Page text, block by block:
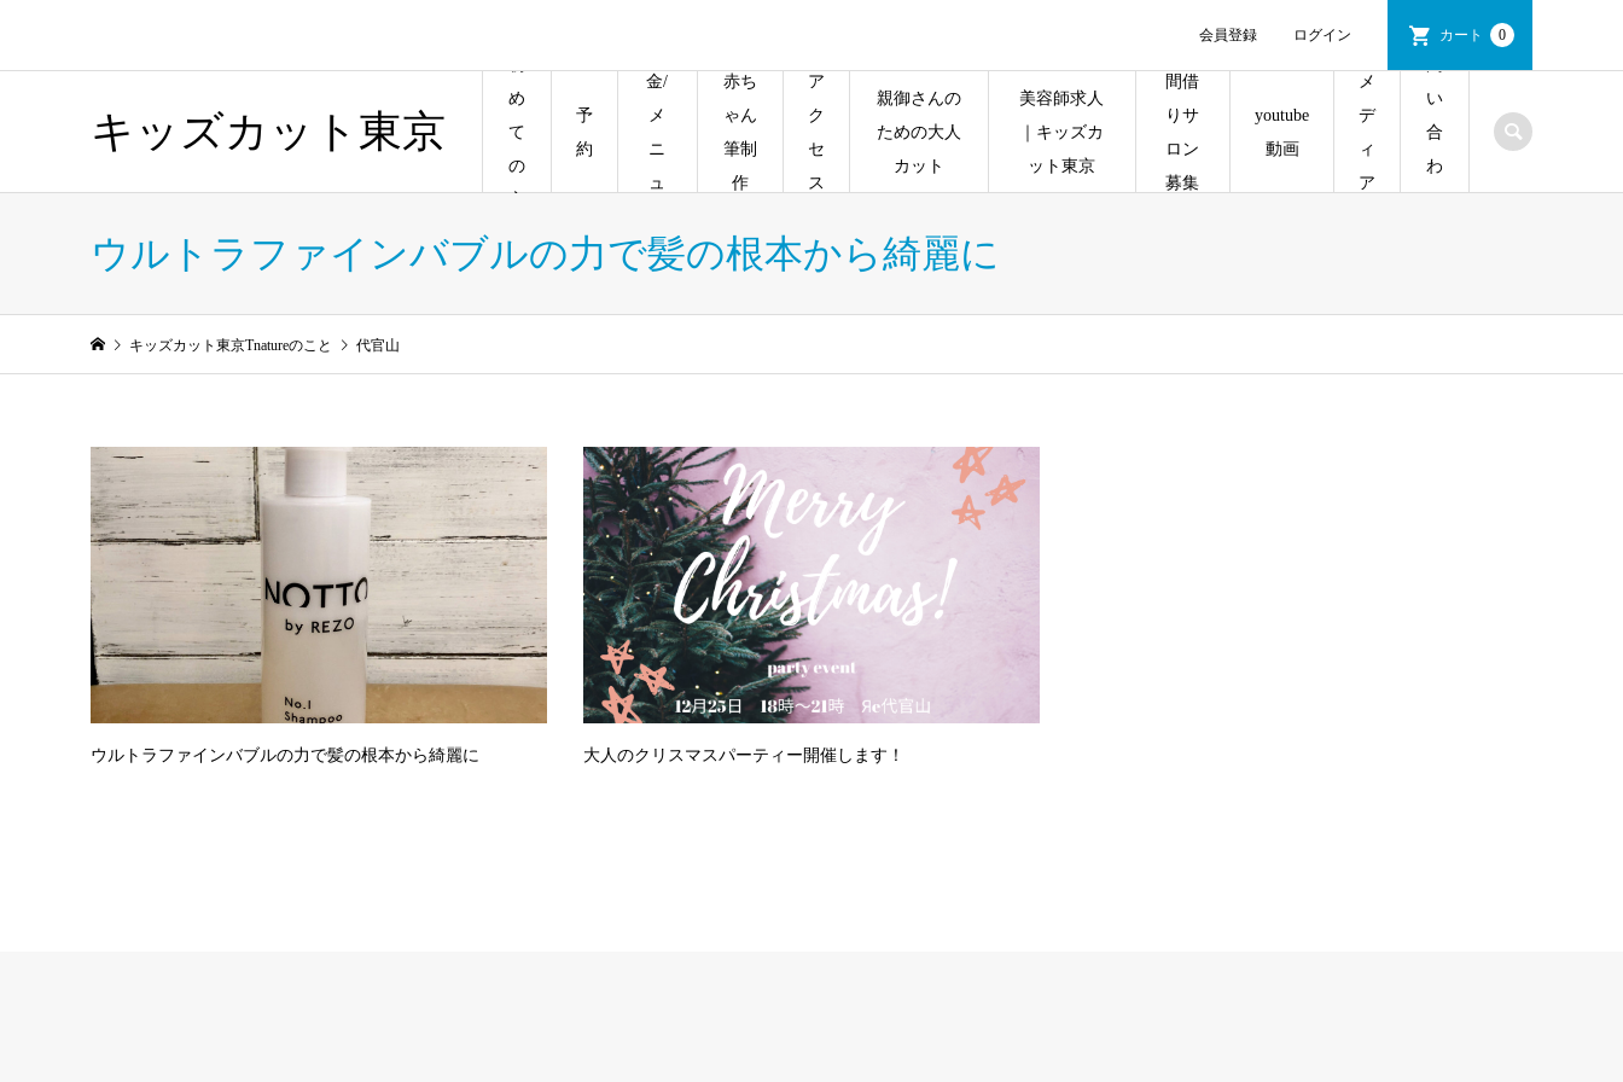
会員登録 ログイン カート 0
キッズカット東京
め
て
の
方
予
約
金/
メ
ニ
ュ
赤ち
ゃん
筆制
作
ア
ク
セ
ス
親御さんの
ための大人
カット
美容師求人
｜キッズカ
ット東京
間借
りサ
ロン
募集
youtube
動画
メ
デ
ィ
ア
い
合
わ
せ
ウルトラファインバブルの力で髪の根本から綺麗に
キッズカット東京Tnatureのこと 代官山
ウルトラファインバブルの力で髪の根本から綺麗に 大人のクリスマスパーティー開催します！